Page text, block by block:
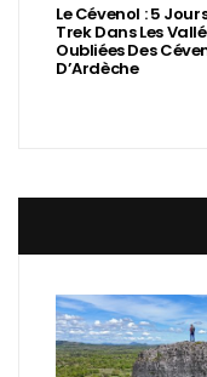
Le Cévenol : 5
Trek Dans Les
Oubliées Des
D’Ardèche